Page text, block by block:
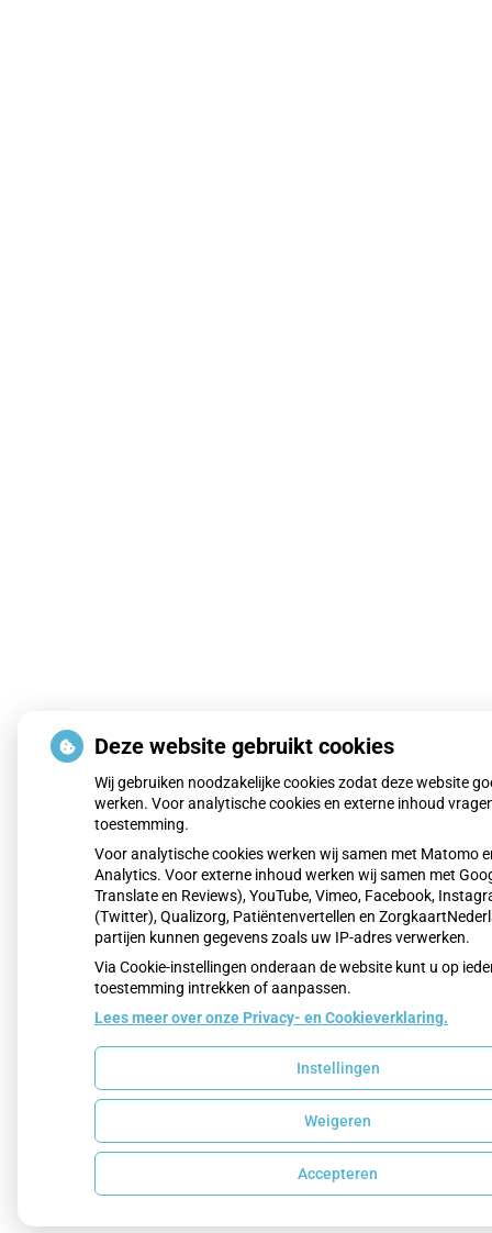
Deze website gebruikt cookies
Wij gebruiken noodzakelijke cookies zodat deze website
werken. Voor analytische cookies en externe inhoud
toestemming.
Voor analytische cookies werken wij samen met Matomo
Analytics. Voor externe inhoud werken wij samen met
Translate en Reviews), YouTube, Vimeo, Facebook,
(Twitter), Qualizorg, Patiëntenvertellen en
partijen kunnen gegevens zoals uw IP-adres verwerken.
Via Cookie-instellingen onderaan de website kunt u op
toestemming intrekken of aanpassen.
Lees meer over onze Privacy- en Cookieverklaring.
Instellingen
Weigeren
Accepteren